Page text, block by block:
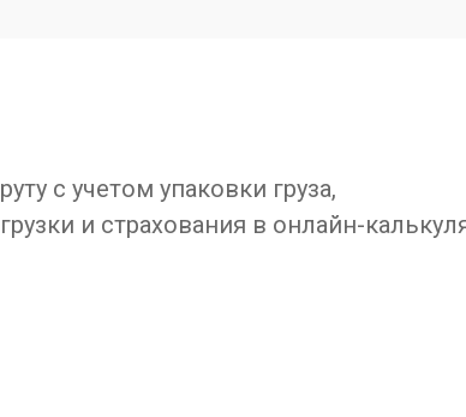
с учетом упаковки груза,
и страхования в онлайн-